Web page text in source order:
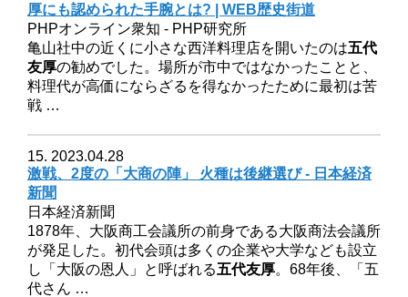
厚にも認められた手腕とは? | WEB歴史街道
PHPオンライン衆知 - PHP研究所
亀山社中の近くに小さな西洋料理店を開いたのは五代
友厚の勧めでした。場所が市中ではなかったことと、
料理代が高価にならざるを得なかったために最初は苦
戦 …
15. 2023.04.28
激戦、2度の「大商の陣」 火種は後継選び - 日本経済
新聞
日本経済新聞
1878年、大阪商工会議所の前身である大阪商法会議所
が発足した。初代会頭は多くの企業や大学なども設立
し「大阪の恩人」と呼ばれる五代友厚。68年後、「五
代さん …